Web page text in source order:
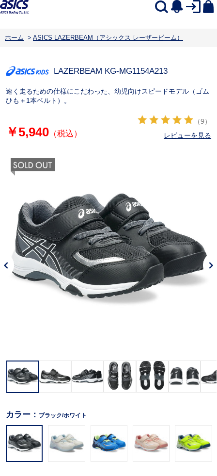
ホーム > ASICS LAZERBEAM（アシックス レーザービーム）
LAZERBEAM KG-MG1154A213
速く走るための仕様にこだわった、幼児向けスピードモデル（ゴム
ひも＋1本ベルト）。
￥5,940（税込）
（9）
レビューを見る
カラー： ブラック/ホワイト